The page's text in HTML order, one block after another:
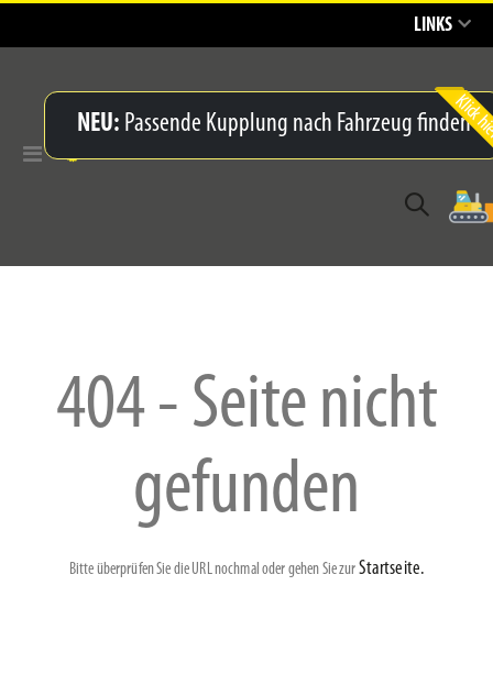
LINKS
Navigation
NEU: Passende Kupplung nach Fahrzeug finden
404 - Seite nicht
gefunden
Bitte überprüfen Sie die URL nochmal oder gehen Sie zur Startseite.